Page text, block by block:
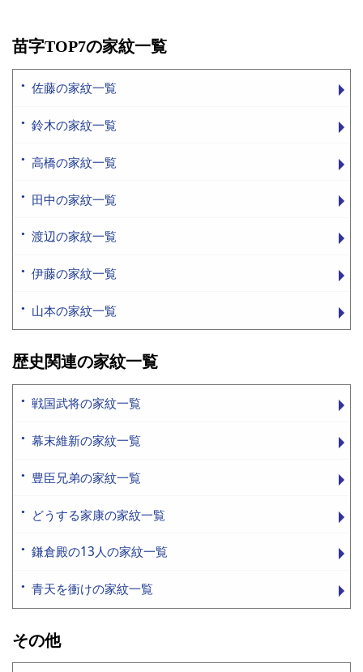
苗字TOP7の家紋一覧
佐藤の家紋一覧
鈴木の家紋一覧
高橋の家紋一覧
田中の家紋一覧
渡辺の家紋一覧
伊藤の家紋一覧
山本の家紋一覧
歴史関連の家紋一覧
戦国武将の家紋一覧
幕末維新の家紋一覧
豊臣兄弟の家紋一覧
どうする家康の家紋一覧
鎌倉殿の13人の家紋一覧
青天を衝けの家紋一覧
その他